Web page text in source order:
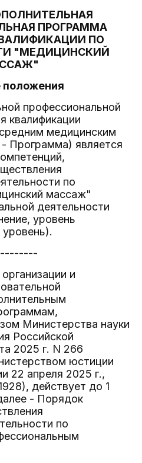
ПРОГРАММА
ПО
"МЕДИЦИНСКИЙ
положения
профессиональной
квалификации
медицинским
Программа) является
по
массаж"
деятельности
уровень
и
Министерства науки
Российской
2025 г. N 266
юстиции
22 апреля 2025 г.,
действует до 1
- Порядок
по